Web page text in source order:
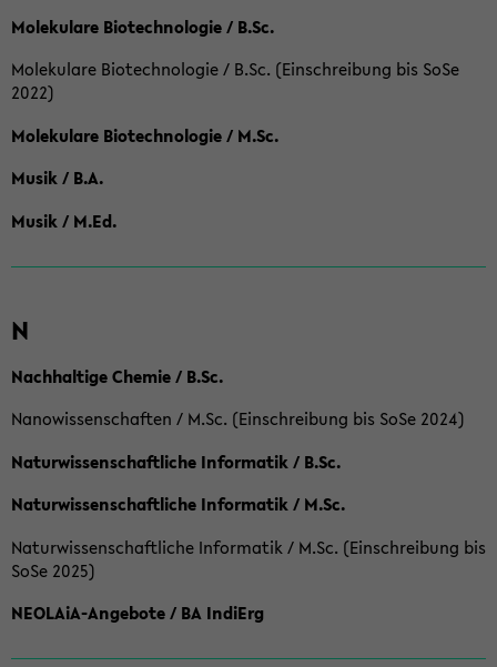
Molekulare Biotechnologie / B.Sc.
Molekulare Biotechnologie / B.Sc. (Einschreibung bis SoSe
2022)
Molekulare Biotechnologie / M.Sc.
Musik / B.A.
Musik / M.Ed.
N
Nachhaltige Chemie / B.Sc.
Nanowissenschaften / M.Sc. (Einschreibung bis SoSe 2024)
Naturwissenschaftliche Informatik / B.Sc.
Naturwissenschaftliche Informatik / M.Sc.
Naturwissenschaftliche Informatik / M.Sc. (Einschreibung bis
SoSe 2025)
NEOLAiA-Angebote / BA IndiErg